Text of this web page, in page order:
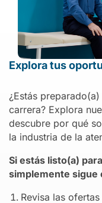
Explora tus
¿Estás
carrera? Explora
descubre por qué
la industria de la
Si estás listo(a)
simplemente sigue
Revisa las